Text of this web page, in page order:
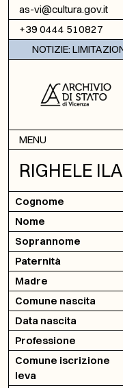
Vai al contenuto
as-vi@cultura.gov.it
+39 0444 510827
NOTIZIE:
MENU
RIGHELE
Cognome
Nome
Soprannome
Paternità
Madre
Comune nascita
Data nascita
Professione
Comune iscrizione
leva